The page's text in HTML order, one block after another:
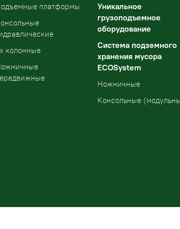
платформы
колонные
Уникальное
грузоподъемное
оборудование
Система подземного
хранения мусора
ECOSystem
Ножничные
Консольные